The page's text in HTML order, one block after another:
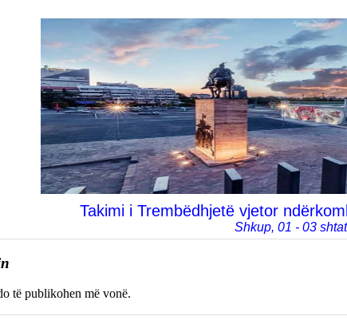
Takimi i Trembëdhjetë vjetor
Shkup, 01 - 03
të publikohen më vonë.